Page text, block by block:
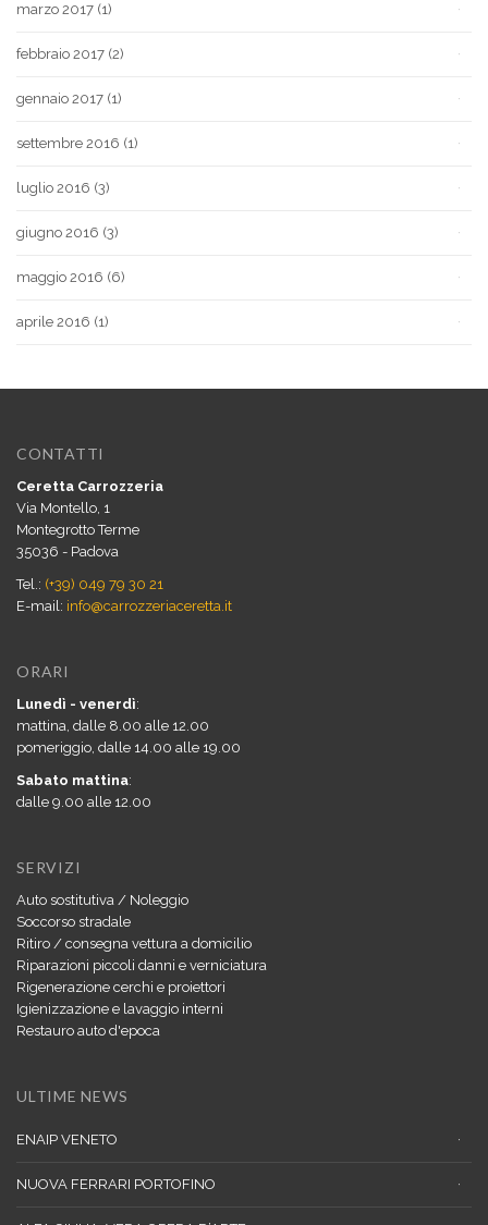
marzo 2017 (1)
febbraio 2017 (2)
gennaio 2017 (1)
settembre 2016 (1)
luglio 2016 (3)
giugno 2016 (3)
maggio 2016 (6)
aprile 2016 (1)
CONTATTI
Ceretta Carrozzeria
Via Montello, 1
Montegrotto Terme
35036 - Padova
Tel.: (+39) 049 79 30 21
E-mail: info@carrozzeriaceretta.it
ORARI
Lunedì - venerdì:
mattina, dalle 8.00 alle 12.00
pomeriggio, dalle 14.00 alle 19.00
Sabato mattina:
dalle 9.00 alle 12.00
SERVIZI
Auto sostitutiva / Noleggio
Soccorso stradale
Ritiro / consegna vettura a domicilio
Riparazioni piccoli danni e verniciatura
Rigenerazione cerchi e proiettori
Igienizzazione e lavaggio interni
Restauro auto d'epoca
ULTIME NEWS
ENAIP VENETO
NUOVA FERRARI PORTOFINO